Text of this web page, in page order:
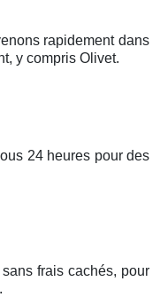
rapidement dans
y compris Olivet.
24 heures pour des
frais cachés, pour